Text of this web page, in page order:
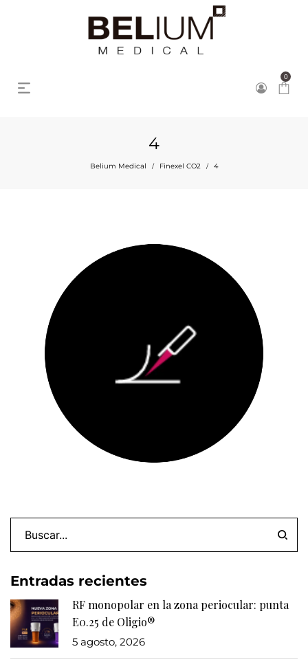
0
4
Belium Medical / Finexel CO2 / 4
Entradas recientes
RF monopolar en la zona periocular: punta
E0.25 de Oligio®
5 agosto, 2026